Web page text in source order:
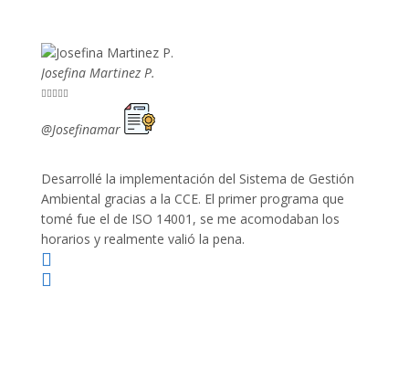
Josefina Martinez P.

@Josefinamar
Desarrollé la implementación del Sistema de Gestión
Ambiental gracias a la CCE. El primer programa que
tomé fue el de ISO 14001, se me acomodaban los
horarios y realmente valió la pena.